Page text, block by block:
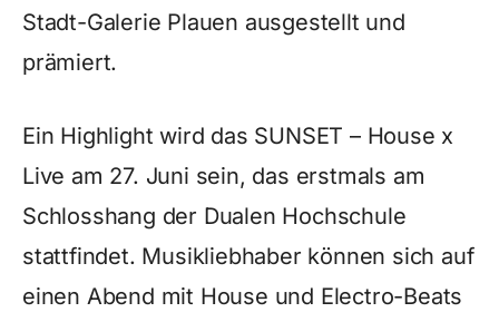
Stadt-Galerie Plauen ausgestellt und
prämiert.
Ein Highlight wird das SUNSET – House x
Live am 27. Juni sein, das erstmals am
Schlosshang der Dualen Hochschule
stattfindet. Musikliebhaber können sich auf
einen Abend mit House und Electro-Beats